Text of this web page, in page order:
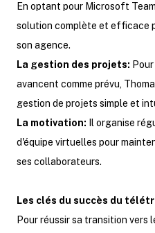
En optant pour Microsoft
solution complète et efficace
son agence.
La gestion des projets:
avancent comme prévu,
gestion de projets simple et
La motivation: Il organise
d'équipe virtuelles pour
ses collaborateurs.
Les clés du succès du
Pour réussir sa transition vers